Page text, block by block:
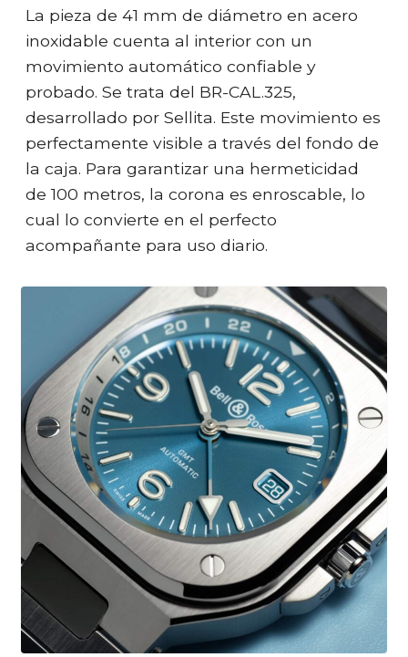
La pieza de 41 mm de diámetro en acero
inoxidable cuenta al interior con un
movimiento automático confiable y
probado. Se trata del BR-CAL.325,
desarrollado por Sellita. Este movimiento es
perfectamente visible a través del fondo de
la caja. Para garantizar una hermeticidad
de 100 metros, la corona es enroscable, lo
cual lo convierte en el perfecto
acompañante para uso diario.